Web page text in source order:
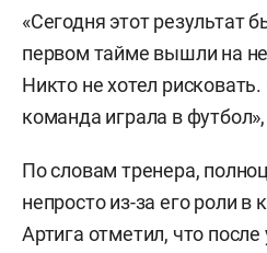
«Сегодня этот результат
первом тайме вышли на
Никто не хотел
команда играла в
По словам тренера,
непросто из-за его роли в
Артига отметил, что